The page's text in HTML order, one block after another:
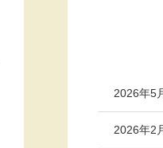
2026年5
2026年2